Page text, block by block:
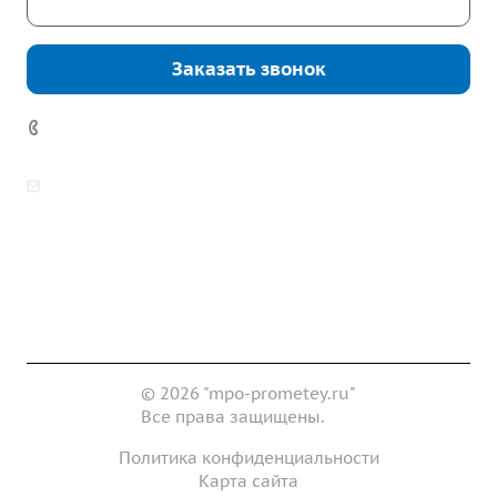
Заказать звонок
© 2026 "mpo-prometey.ru"
Все права защищены.
Политика конфиденциальности
Карта сайта